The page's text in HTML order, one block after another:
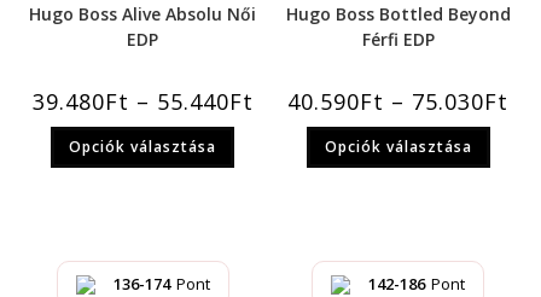
Hugo Boss Alive Absolu Női
EDP
39.480Ft – 55.440Ft
Opciók választása
Hugo Boss Bottled Beyond
Férfi EDP
40.590Ft – 75.030Ft
Opciók választása
136-174 Pont 142-186 Pont